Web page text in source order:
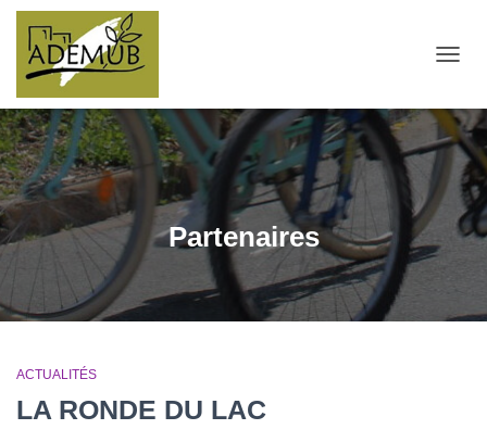
Partenaires
ACTUALITÉS
LA RONDE DU LAC